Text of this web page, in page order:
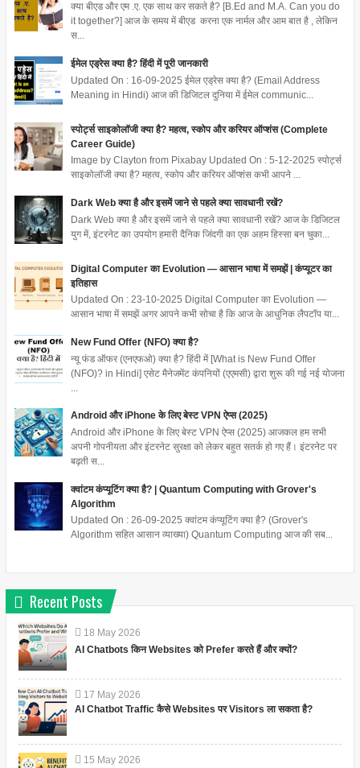
क्या बीएड और एम .ए. एक साथ कर सकते है? [B.Ed and M.A. Can you do
it together?] आज के समय में बीएड करना एक नार्मल और आम बात है , लेकिन
स...
ईमेल एड्रेस क्या है? हिंदी में पूरी जानकारी
Updated On : 16-09-2025 ईमेल एड्रेस क्या है? (Email Address
Meaning in Hindi) आज की डिजिटल दुनिया में ईमेल communic...
स्पोर्ट्स साइकोलॉजी क्या है? महत्व, स्कोप और करियर ऑप्शंस (Complete
Career Guide)
Image by Clayton from Pixabay Updated On : 5-12-2025 स्पोर्ट्स
साइकोलॉजी क्या है? महत्व, स्कोप और करियर ऑप्शंस कभी आपने ...
Dark Web क्या है और इसमें जाने से पहले क्या सावधानी रखें?
Dark Web क्या है और इसमें जाने से पहले क्या सावधानी रखें? आज के डिजिटल
युग में, इंटरनेट का उपयोग हमारी दैनिक जिंदगी का एक अहम हिस्सा बन चुका...
Digital Computer का Evolution — आसान भाषा में समझें | कंप्यूटर का
इतिहास
Updated On : 23-10-2025 Digital Computer का Evolution —
आसान भाषा में समझें अगर आपने कभी सोचा है कि आज के आधुनिक लैपटॉप या...
New Fund Offer (NFO) क्या है?
न्यू फंड ऑफर (एनएफओ) क्या है? हिंदी में [What is New Fund Offer
(NFO)? in Hindi] एसेट मैनेजमेंट कंपनियों (एएमसी) द्वारा शुरू की गई नई योजना
Android और iPhone के लिए बेस्ट VPN ऐप्स (2025)
Android और iPhone के लिए बेस्ट VPN ऐप्स (2025) आजकल हम सभी
अपनी गोपनीयता और इंटरनेट सुरक्षा को लेकर बहुत सतर्क हो गए हैं। इंटरनेट पर
बढ़ती स...
क्वांटम कंप्यूटिंग क्या है? | Quantum Computing with Grover's
Algorithm
Updated On : 26-09-2025 क्वांटम कंप्यूटिंग क्या है? (Grover's
Algorithm सहित आसान व्याख्या) Quantum Computing आज की सब...
Recent Posts
18 May 2026
AI Chatbots किन Websites को Prefer करते हैं और क्यों?
17 May 2026
AI Chatbot Traffic कैसे Websites पर Visitors ला सकता है?
15 May 2026